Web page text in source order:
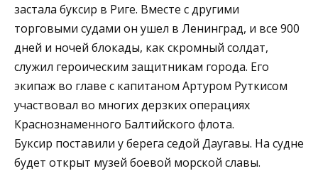
застала буксир в Риге. Вместе с другими
торговыми судами он ушел в Ленинград, и все 900
дней и ночей блокады, как скромный солдат,
служил героическим защитникам города. Его
экипаж во главе с капитаном Артуром Руткисом
участвовал во многих дерзких операциях
Краснознаменного Балтийского флота.
Буксир поставили у берега седой Даугавы. На судне
будет открыт музей боевой морской славы.